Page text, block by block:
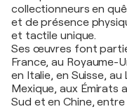
collectionneurs en
et de présence
et tactile unique.
Ses œuvres font
France, au Royaume-
en Italie, en Suisse,
Mexique, aux Émirats
Sud et en Chine,